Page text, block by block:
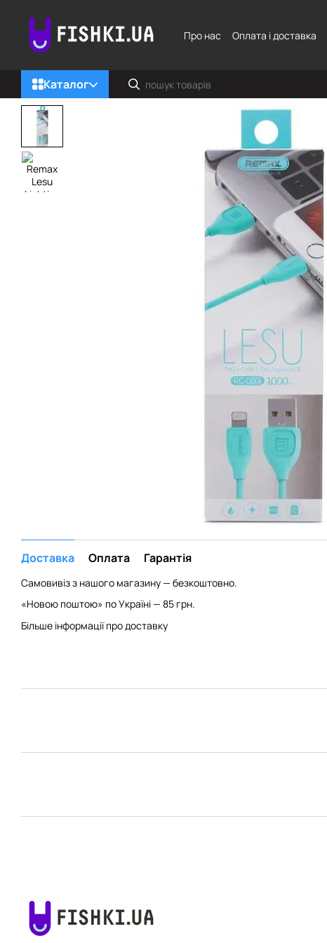
Про нас
Оплата і доставка
Каталог
Доставка Оплата Гарантія
Самовивіз з нашого магазину — безкоштовно.
«Новою поштою» по Україні — 85 грн.
Більше інформації про доставку